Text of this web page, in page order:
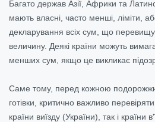
Багато держав Азії, Африки та
мають власні, часто менші, ліміти,
декларування всіх сум, що
величину. Деякі країни можуть
менших сум, якщо це викликає
Саме тому, перед кожною
готівки, критично важливо
країни виїзду (України), так і країни